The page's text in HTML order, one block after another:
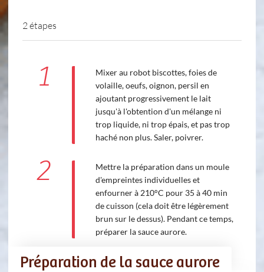
2 étapes
1
Mixer au robot biscottes, foies de
volaille, oeufs, oignon, persil en
ajoutant progressivement le lait
jusqu'à l'obtention d'un mélange ni
trop liquide, ni trop épais, et pas trop
haché non plus. Saler, poivrer.
2
Mettre la préparation dans un moule
d'empreintes individuelles et
enfourner à 210°C pour 35 à 40 min
de cuisson (cela doit être légèrement
brun sur le dessus). Pendant ce temps,
préparer la sauce aurore.
Préparation de la sauce aurore